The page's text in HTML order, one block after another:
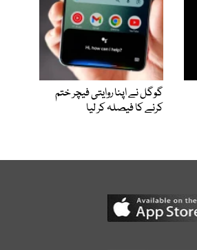
گوگل نے اپنا روایتی فیچر ختم
کرنے کا فیصلہ کر لیا